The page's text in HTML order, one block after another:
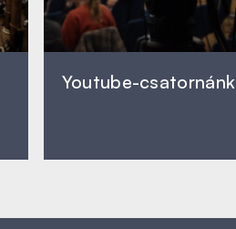
Youtube-csatornánk